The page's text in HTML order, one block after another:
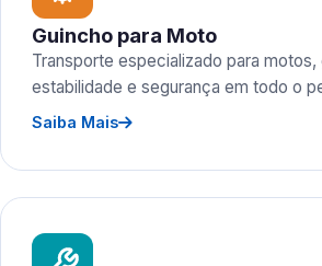
Guincho para Moto
Transporte especializado para motos,
estabilidade e segurança em todo o
Saiba Mais